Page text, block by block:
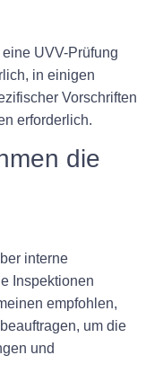
UVV-Prüfung
in einigen
Vorschriften
erforderlich.
die
interne
Inspektionen
empfohlen,
um die
und